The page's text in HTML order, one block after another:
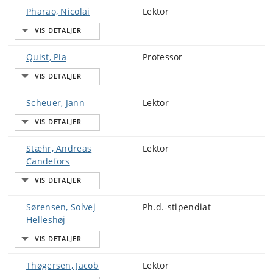
Pharao, Nicolai Lektor
Quist, Pia Professor
Scheuer, Jann Lektor
Stæhr, Andreas
Candefors
Lektor
Sørensen, Solvej
Helleshøj
Ph.d.-stipendiat
Thøgersen, Jacob Lektor